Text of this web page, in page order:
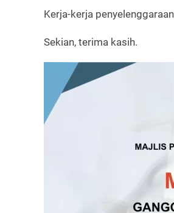
Kerja-kerja
Sekian, terima kasih.